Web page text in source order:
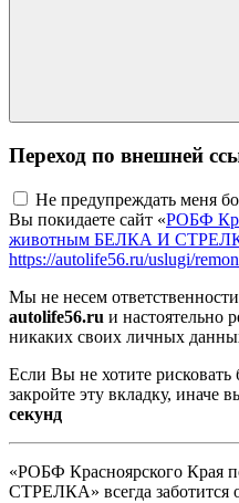
Переход по внешней
Не предупреждать меня
Вы покидаете сайт «РОБФ
животным БЕЛКА И
https://autolife56.ru/uslugi/
Мы не несем
autolife56.ru и настоятельно
никаких своих личных
Если Вы не хотите рисковать
закройте эту вкладку, иначе
секунд
«РОБФ Красноярского
СТРЕЛКА» всегда заботится